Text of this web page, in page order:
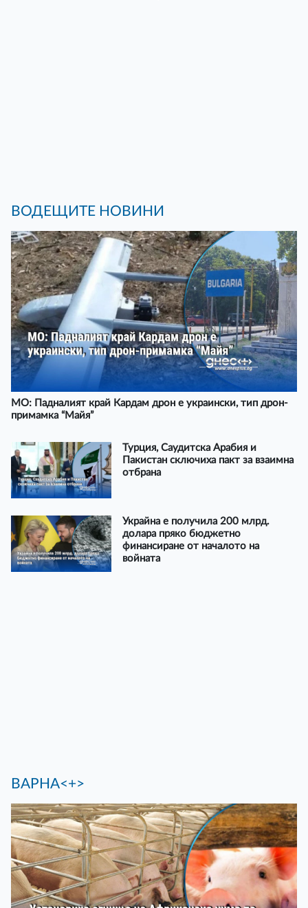
ВОДЕЩИТЕ НОВИНИ
МО: Падналият край Кардам дрон е украински, тип дрон-
примамка “Майя”
Турция, Саудитска Арабия и
Пакистан сключиха пакт за взаимна
отбрана
Украйна е получила 200 млрд.
долара пряко бюджетно
финансиране от началото на
войната
ВАРНА<+>